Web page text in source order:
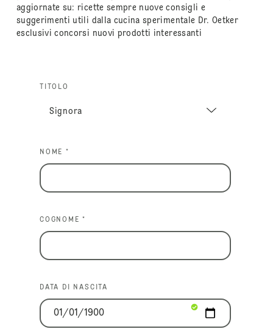
aggiornate su: ricette sempre nuove consigli e
suggerimenti utili dalla cucina sperimentale Dr. Oetker
esclusivi concorsi nuovi prodotti interessanti
TITOLO
NOME *
COGNOME *
DATA DI NASCITA